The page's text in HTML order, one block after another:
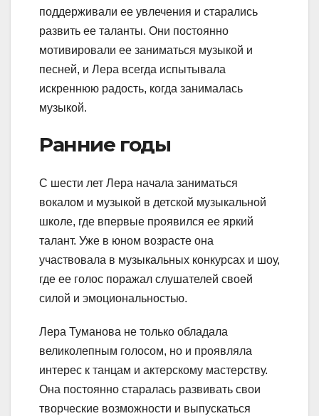
поддерживали ее увлечения и старались
развить ее таланты. Они постоянно
мотивировали ее заниматься музыкой и
песней, и Лера всегда испытывала
искреннюю радость, когда занималась
музыкой.
Ранние годы
С шести лет Лера начала заниматься
вокалом и музыкой в детской музыкальной
школе, где впервые проявился ее яркий
талант. Уже в юном возрасте она
участвовала в музыкальных конкурсах и шоу,
где ее голос поражал слушателей своей
силой и эмоциональностью.
Лера Туманова не только обладала
великолепным голосом, но и проявляла
интерес к танцам и актерскому мастерству.
Она постоянно старалась развивать свои
творческие возможности и выпускаться